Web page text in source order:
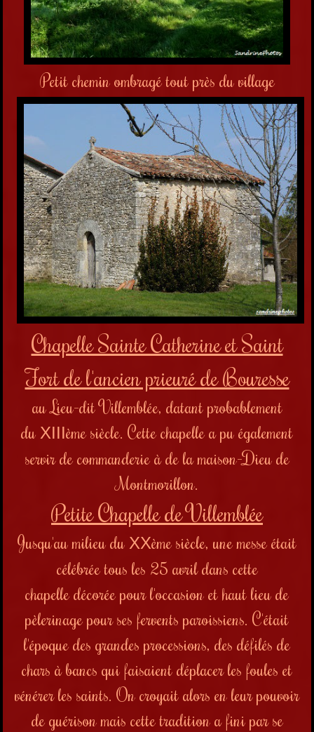
Petit chemin ombragé tout près du village
Chapelle Sainte Catherine et Saint
Fort de l'ancien prieuré de Bouresse
au Lieu-dit Villemblée, datant probablement
du XIIIème siècle. Cette chapelle a pu également
servir de commanderie à de la maison-Dieu de
Montmorillon.
Petite Chapelle de Villemblée
Jusqu'au milieu du XXème siècle, une messe était
célébrée tous les 25 avril dans cette
chapelledécorée pourl'occasion ethaut lieu de
pèlerinage pour ses fervents paroissiens. C'était
l'époque des grandes processions, des défilés de
chars à bancs qui faisaient déplacer les foules et
vénérer les saints. On croyait alors en leur pouvoir
de guérison mais cette tradition a fini par se